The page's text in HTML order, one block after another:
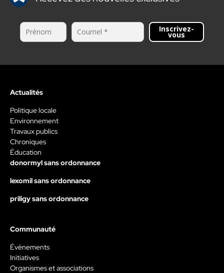
Inscrivez-
vous
Actualités
Politique locale
Environnement
Travaux publics
Chroniques
Éducation
donormyl sans ordonnance
lexomil sans ordonnance
priligy sans ordonnance
Communauté
Évènements
Initiatives
Organismes et associations